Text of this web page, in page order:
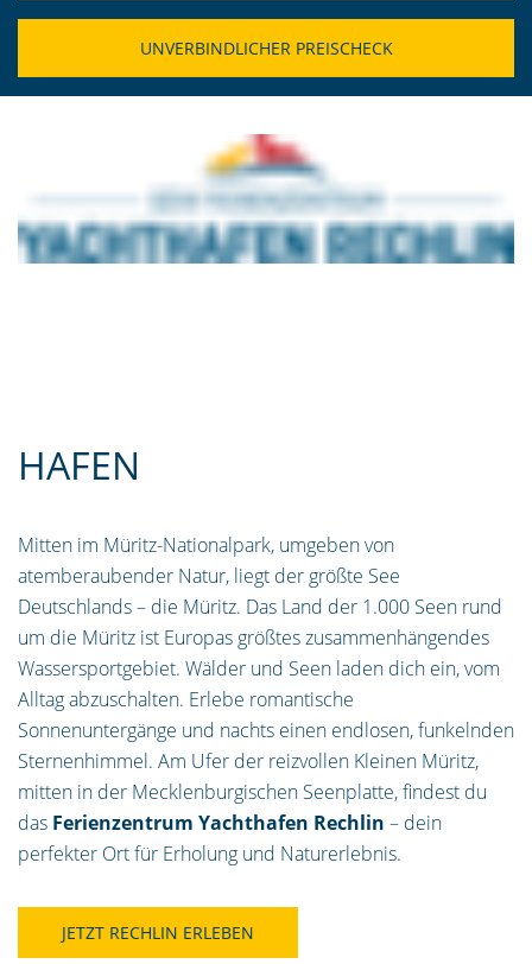
HAFEN
Mitten im Müritz-Nationalpark, umgeben von
atemberaubender Natur, liegt der größte See
Deutschlands – die Müritz. Das Land der 1.000 Seen rund
um die Müritz ist Europas größtes zusammenhängendes
Wassersportgebiet. Wälder und Seen laden dich ein, vom
Alltag abzuschalten. Erlebe romantische
Sonnenuntergänge und nachts einen endlosen, funkelnden
Sternenhimmel. Am Ufer der reizvollen Kleinen Müritz,
mitten in der Mecklenburgischen Seenplatte, findest du
das Ferienzentrum Yachthafen Rechlin – dein
perfekter Ort für Erholung und Naturerlebnis.
JETZT RECHLIN ERLEBEN